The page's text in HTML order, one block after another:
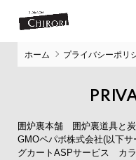
ホーム プライバシーポリ
囲炉裏本舗 囲炉裏道具と炭
GMOペパボ株式会社(以下サ
グカートASPサービス カ